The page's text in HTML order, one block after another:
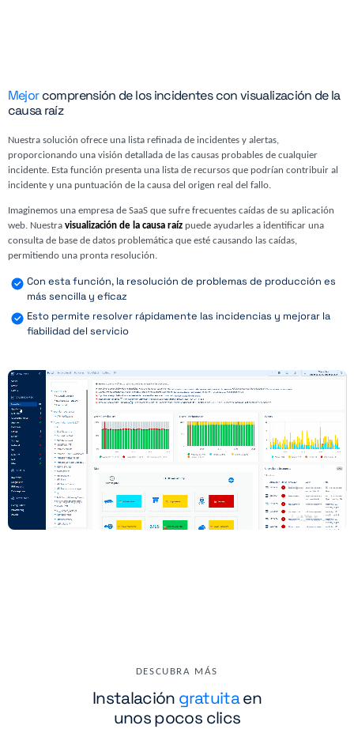
Mejorcomprensión de los incidentes con visualización de la
causa raíz
Nuestra solución ofrece una lista refinada de incidentes y alertas,
proporcionando una visión detallada de las causas probables de cualquier
incidente. Esta función presenta una lista de recursos que podrían contribuir al
incidente y una puntuación de la causa del origen real del fallo.
Imaginemos una empresa de SaaS que sufre frecuentes caídas de su aplicación
web. Nuestra visualización de la causa raízpuede ayudarles a identificar una
consulta de base de datos problemática que esté causando las caídas,
permitiendo una pronta resolución.
Con esta función, la resolución de problemas de producción es
más sencilla y eficaz
Esto permite resolver rápidamente las incidencias y mejorar la
fiabilidad del servicio
DESCUBRA MÁS
Instalación gratuitaen
unos pocos clics